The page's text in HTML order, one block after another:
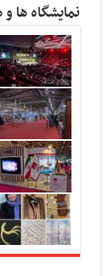
نمایشگاه ها